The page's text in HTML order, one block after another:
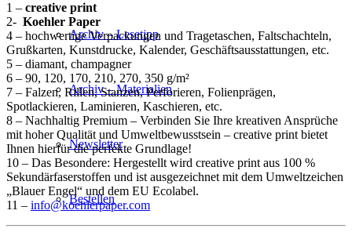
Archiv – Lesetipp
Archiv – Materialien
Newsletter
Bestellen
1 – creative print
2- Koehler Paper
4 – hochwertige Verpackungen und Tragetaschen, Faltschachteln,
Grußkarten, Kunstdrucke, Kalender, Geschäftsausstattungen, etc.
5 – diamant, champagner
6 – 90, 120, 170, 210, 270, 350 g/m²
7 – Falzen, Rillen, Stanzen, Perforieren, Folienprägen,
Spotlackieren, Laminieren, Kaschieren, etc.
8 – Nachhaltig Premium – Verbinden Sie Ihre kreativen Ansprüche
mit hoher Qualität und Umweltbewusstsein – creative print bietet
Ihnen hierfür die perfekte Grundlage!
10 – Das Besondere: Hergestellt wird creative print aus 100 %
Sekundärfaserstoffen und ist ausgezeichnet mit dem Umweltzeichen
„Blauer Engel“ und dem EU Ecolabel.
11 – info@koehlerpaper.com